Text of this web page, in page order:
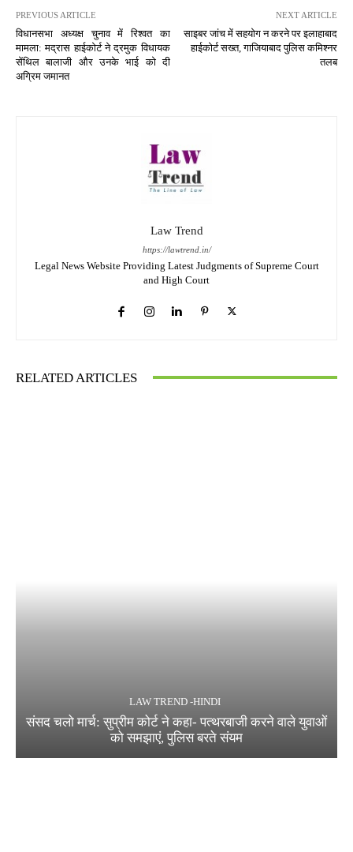
PREVIOUS ARTICLE
विधानसभा अध्यक्ष चुनाव में रिश्वत का
मामला: मद्रास हाईकोर्ट ने द्रमुक विधायक
सेंथिल बालाजी और उनके भाई को दी
अग्रिम जमानत
NEXT ARTICLE
साइबर जांच में सहयोग न करने पर इलाहाबाद
हाईकोर्ट सख्त, गाजियाबाद पुलिस कमिश्नर
तलब
Law Trend
https://lawtrend.in/
Legal News Website Providing Latest Judgments of Supreme Court
and High Court
RELATED ARTICLES
LAW TREND -HINDI
संसद चलो मार्च: सुप्रीम कोर्ट ने कहा- पत्थरबाजी करने वाले युवाओं
को समझाएं, पुलिस बरते संयम